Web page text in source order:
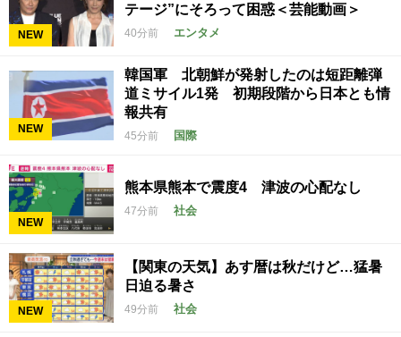
NEW
テージ”にそろって困惑＜芸能動画＞
40分前 エンタメ
NEW
韓国軍 北朝鮮が発射したのは短距離弾
道ミサイル1発 初期段階から日本とも情
報共有
45分前 国際
NEW
熊本県熊本で震度4 津波の心配なし
47分前 社会
NEW
【関東の天気】あす暦は秋だけど…猛暑
日迫る暑さ
49分前 社会